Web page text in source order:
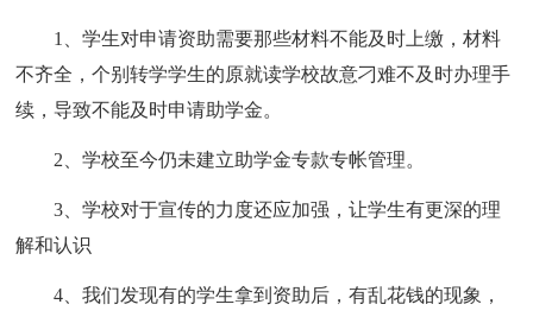
1、学生对申请资助需要那些材料不能及时上缴，材料
不齐全，个别转学学生的原就读学校故意刁难不及时办理手
续，导致不能及时申请助学金。
2、学校至今仍未建立助学金专款专帐管理。
3、学校对于宣传的力度还应加强，让学生有更深的理
解和认识
4、我们发现有的学生拿到资助后，有乱花钱的现象，